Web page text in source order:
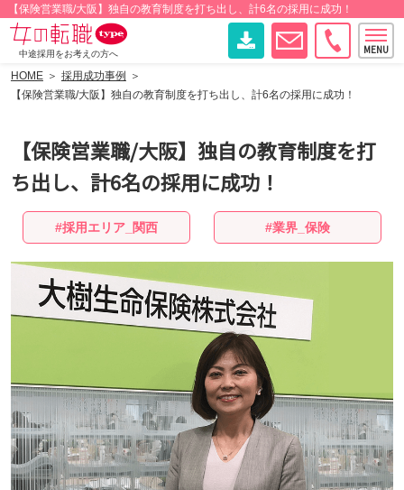
【保険営業職/大阪】独自の教育制度を打ち出し、計6名の採用に成功！
中途採用をお考えの方へ
HOME
採用成功事例
【保険営業職/大阪】独自の教育制度を打ち出し、計6名の採用に成功！
【保険営業職/大阪】独自の教育制度を打
ち出し、計6名の採用に成功！
採用エリア_関西 業界_保険